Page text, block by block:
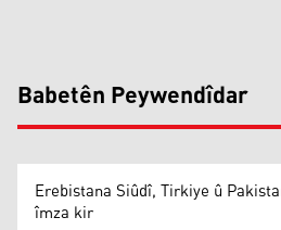
Babetên Peywendîdar
Erebistana Siûdî, Tirkiye û
îmza kir